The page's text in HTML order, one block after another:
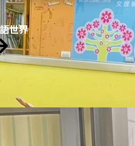
世界